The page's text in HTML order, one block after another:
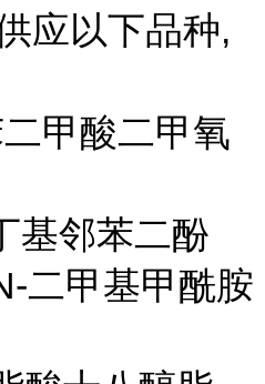
应以下品种,
甲酸二甲氧
基邻苯二酚
二甲基甲酰胺